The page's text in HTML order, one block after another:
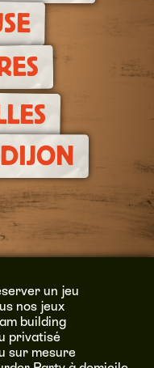
DIJON
un jeu
nos jeux
building
privatisé
sur mesure